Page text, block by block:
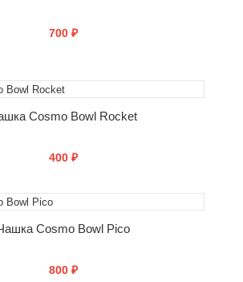
700 ₽
О ПОСТУПЛЕНИИ
Cosmo Bowl Rocket
400 ₽
О ПОСТУПЛЕНИИ
Cosmo Bowl Pico
800 ₽